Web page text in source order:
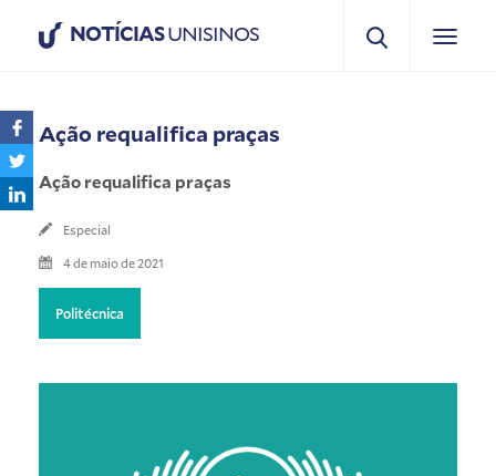
NOTÍCIASUNISINOS
Ação requalifica praças
Ação requalifica praças
Especial
4 de maio de 2021
Politécnica